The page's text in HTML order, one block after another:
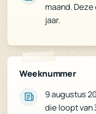
maand.
jaar.
Weeknummer
9 augustus
die loopt van